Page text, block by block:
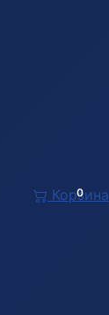
0
Корзина